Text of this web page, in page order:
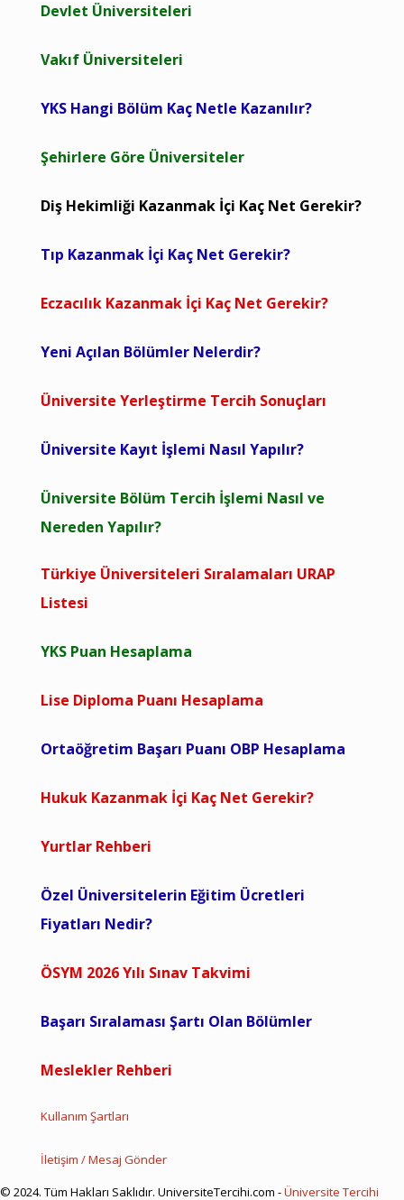
Devlet Üniversiteleri
Vakıf Üniversiteleri
YKS Hangi Bölüm Kaç Netle Kazanılır?
Şehirlere Göre Üniversiteler
Diş Hekimliği Kazanmak İçi Kaç Net Gerekir?
Tıp Kazanmak İçi Kaç Net Gerekir?
Eczacılık Kazanmak İçi Kaç Net Gerekir?
Yeni Açılan Bölümler Nelerdir?
Üniversite Yerleştirme Tercih Sonuçları
Üniversite Kayıt İşlemi Nasıl Yapılır?
Üniversite Bölüm Tercih İşlemi Nasıl ve
Nereden Yapılır?
Türkiye Üniversiteleri Sıralamaları URAP
Listesi
YKS Puan Hesaplama
Lise Diploma Puanı Hesaplama
Ortaöğretim Başarı Puanı OBP Hesaplama
Hukuk Kazanmak İçi Kaç Net Gerekir?
Yurtlar Rehberi
Özel Üniversitelerin Eğitim Ücretleri
Fiyatları Nedir?
ÖSYM 2026 Yılı Sınav Takvimi
Başarı Sıralaması Şartı Olan Bölümler
Meslekler Rehberi
Kullanım Şartları
İletişim / Mesaj Gönder
© 2024. Tüm Hakları Saklıdır. UniversiteTercihi.com -Üniversite Tercihi